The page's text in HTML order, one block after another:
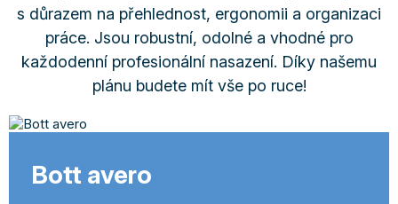
s důrazem na přehlednost, ergonomii a organizaci
práce. Jsou robustní, odolné a vhodné pro
každodenní profesionální nasazení. Díky našemu
plánu budete mít vše po ruce!
Bott avero